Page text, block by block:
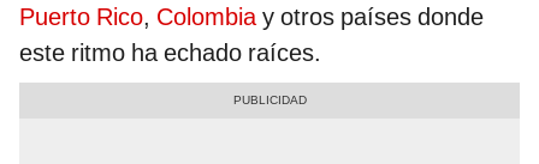
Puerto Rico, Colombiay otros países donde
este ritmo ha echado raíces.